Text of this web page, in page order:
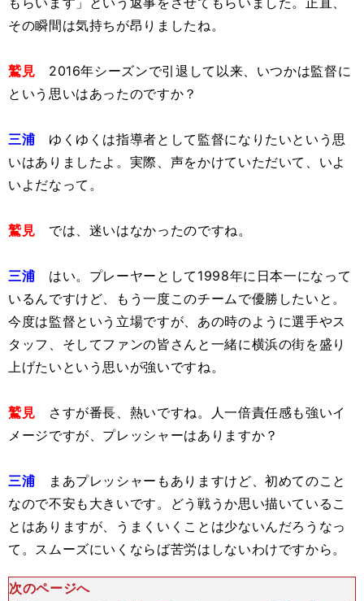
その瞬間は気持ちが昂りましたね。
鷲見 2016年シーズンで引退して以来、いつかは監督に
という思いはあったのですか？
三浦 ゆくゆくは指導者として監督になりたいという思
いはありましたよ。実際、声をかけていただいて、いよ
いよだなって。
鷲見 では、迷いはなかったのですね。
三浦 はい。プレーヤーとして1998年に日本一になって
いるんですけど、もう一度このチームで優勝したいと。
今度は監督という立場ですが、あの時のように選手やス
タッフ、そしてファンの皆さんと一緒に横浜の街を盛り
上げたいという思いが強いですね。
鷲見 さすが番長、熱いですね。人一倍責任感も強いイ
メージですが、プレッシャーはありますか？
三浦 まあプレッシャーもありますけど、初めてのこと
なので不安も大きいです。どう戦うか思い描いているこ
とはありますが、うまくいくことは少ないんだろうなっ
て。スムーズにいくならば苦労はしないわけですから。
次のページへ